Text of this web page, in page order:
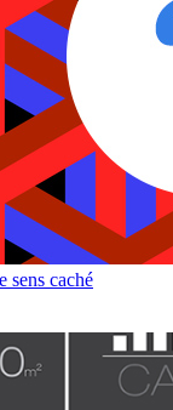
sens caché